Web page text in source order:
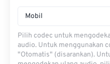
Mobil
Pilih codec untuk
audio. Untuk menggunakan
"Otomatis" (disarankan).